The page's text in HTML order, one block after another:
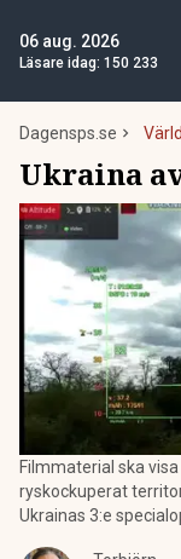
06 aug. 2026
Läsare idag: 150 233
Dagensps.se
Ukraina
Filmmaterial ska
ryskockuperat
Ukrainas 3:e